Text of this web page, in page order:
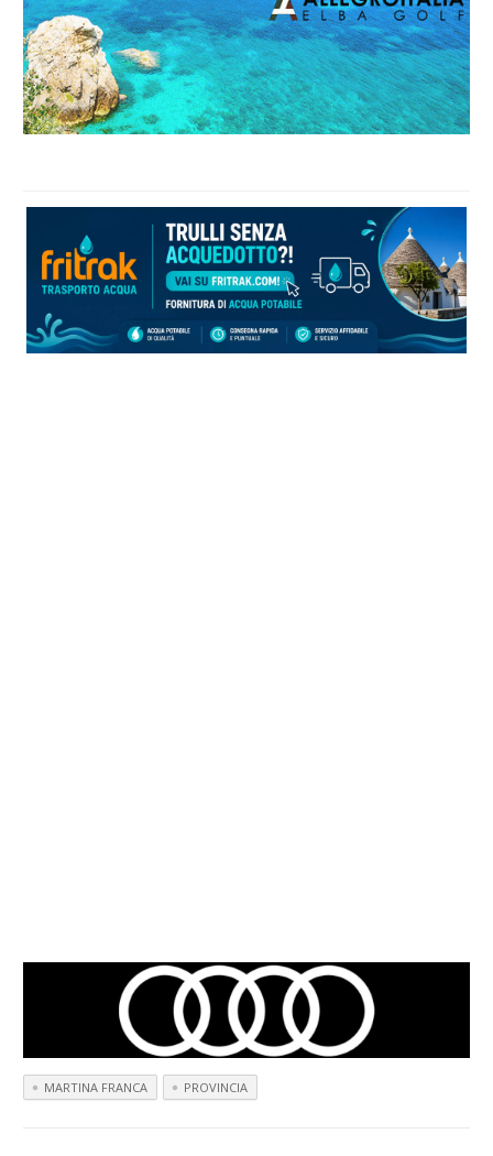
MARTINA FRANCA PROVINCIA